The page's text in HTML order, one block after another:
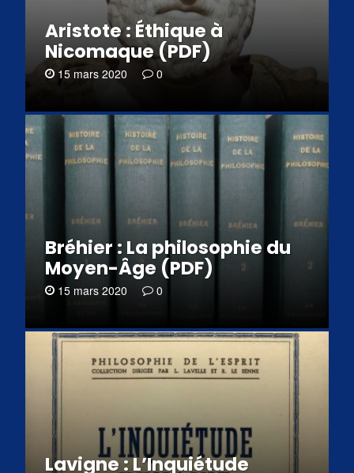
Aristote : Éthique à
Nicomaque (PDF)
15 mars 2020 0
Bréhier : La philosophie du
Moyen-Âge (PDF)
15 mars 2020 0
Lavigne : L’Inquiétude